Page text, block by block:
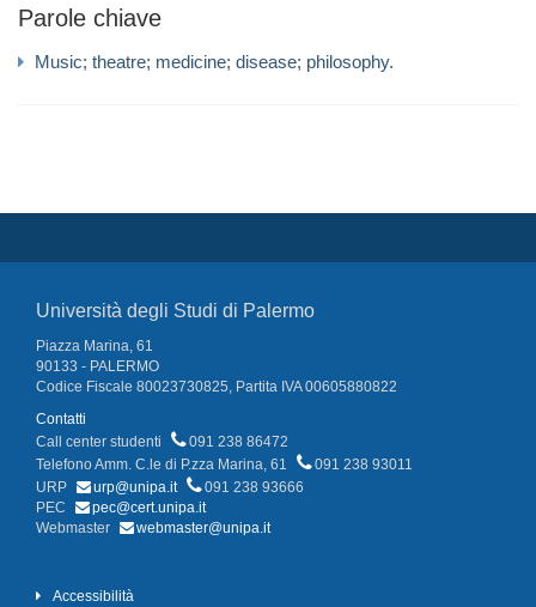
Parole chiave
Music; theatre; medicine; disease; philosophy.
Università degli Studi di Palermo
Piazza Marina, 61
90133 - PALERMO
Codice Fiscale 80023730825, Partita IVA 00605880822
Contatti
Call center studenti
091 238 86472
Telefono Amm. C.le di P.zza Marina, 61
091 238 93011
URP
urp@unipa.it
091 238 93666
PEC
pec@cert.unipa.it
Webmaster
webmaster@unipa.it
Accessibilità